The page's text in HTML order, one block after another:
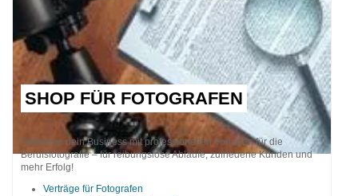
SHOP FÜR FOTOGRAFEN
Optimiere dein Business mit professionellen Vorlagen für die
Berufsfotografie – für reibungslose Abläufe, zufriedene Kunden und
mehr Erfolg!
Verträge für Fotografen